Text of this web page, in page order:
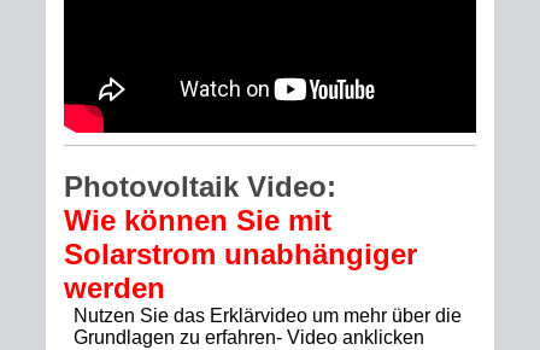
Photovoltaik Video:
Wie können Sie mit
Solarstrom unabhängiger
werden
Nutzen Sie das Erklärvideo um mehr über die
Grundlagen zu erfahren- Video anklicken